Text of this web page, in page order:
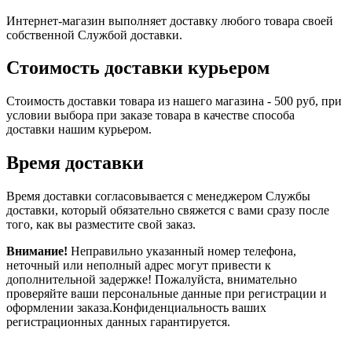
Интернет-магазин выполняет доставку любого товара своей
собственной Службой доставки.
Стоимость доставки курьером
Стоимость доставки товара из нашего магазина - 500 руб, при
условии выбора при заказе товара в качестве способа
доставки нашим курьером.
Время доставки
Время доставки согласовывается с менеджером Службы
доставки, который обязательно свяжется с вами сразу после
того, как вы разместите свой заказ.
Внимание! Неправильно указанный номер телефона,
неточный или неполный адрес могут привести к
дополнительной задержке! Пожалуйста, внимательно
проверяйте ваши персональные данные при регистрации и
оформлении заказа.Конфиденциальность ваших
регистрационных данных гарантируется.